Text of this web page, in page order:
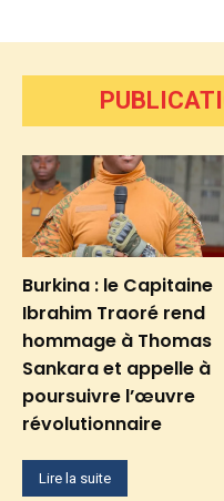
Burkina : le Capitaine
Ibrahim Traoré rend
hommage à Thomas
Sankara et appelle à
poursuivre l’œuvre
révolutionnaire
Lire la suite